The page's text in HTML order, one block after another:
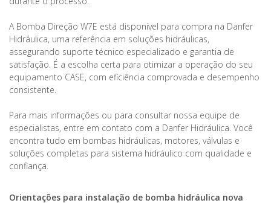
A Bomba Direção W7E está disponível para compra na Danfer
Hidráulica, uma referência em soluções hidráulicas,
assegurando suporte técnico especializado e garantia de
satisfação. É a escolha certa para otimizar a operação do seu
equipamento CASE, com eficiência comprovada e desempenho
consistente.
Para mais informações ou para consultar nossa equipe de
especialistas, entre em contato com a Danfer Hidráulica. Você
encontra tudo em bombas hidráulicas, motores, válvulas e
soluções completas para sistema hidráulico com qualidade e
confiança.
Orientações para instalação de bomba hidráulica nova